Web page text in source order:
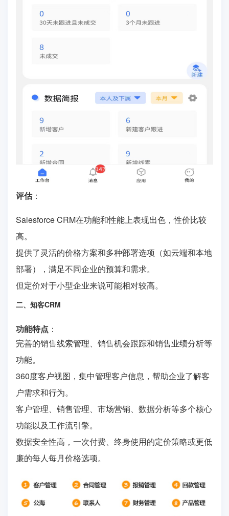
评估：
Salesforce CRM在功能和性能上表现出色，性价比较
高。
提供了灵活的价格方案和多种部署选项（如云端和本地
部署），满足不同企业的预算和需求。
但定价对于小型企业来说可能相对较高。
二、知客CRM
功能特点 ：
完善的销售线索管理、销售机会跟踪和销售业绩分析等
功能。
360度客户视图，集中管理客户信息，帮助企业了解客
户需求和行为。
客户管理、销售管理、市场营销、数据分析等多个核心
功能以及工作流引擎。
数据安全性高，一次付费、终身使用的定价策略或更低
廉的每人每月价格选项。